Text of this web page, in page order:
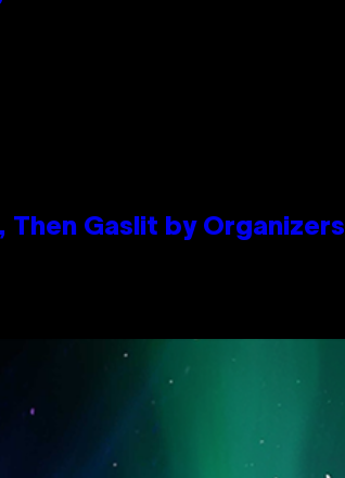
Then Gaslit by Organizers